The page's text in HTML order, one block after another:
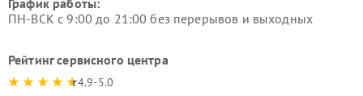
ПН-ВСК с 9:00 до 21:00 без перерывов и выходных
Рейтинг сервисного центра
4.9-5.0